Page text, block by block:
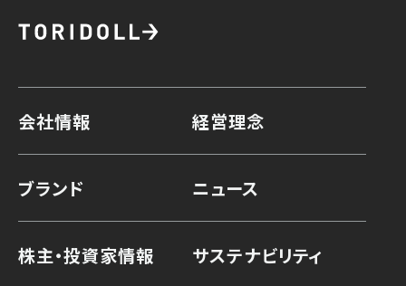
会社情報 経営理念
ブランド ニュース
株主・投資家情報 サステナビリティ